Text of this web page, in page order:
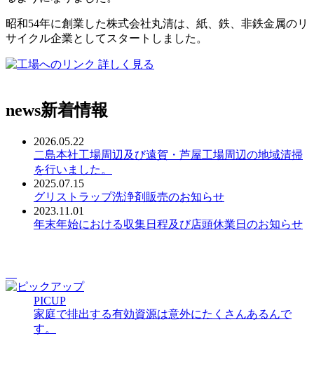
昭和54年に創業した株式会社丸清は、紙、鉄、非鉄金属のリ
サイクル企業としてスタートしました。
詳しく見る
news新着情報
2026.05.22
二島本社工場周辺及び遠賀・芦屋工場周辺の地域清掃
を行いました。
2025.07.15
グリストラップ洗浄剤販売のお知らせ
2023.11.01
年末年始における収集日程及び店頭休業日のお知らせ
PICUP
家庭で排出する有効資源は意外にたくさんあるんで
す。